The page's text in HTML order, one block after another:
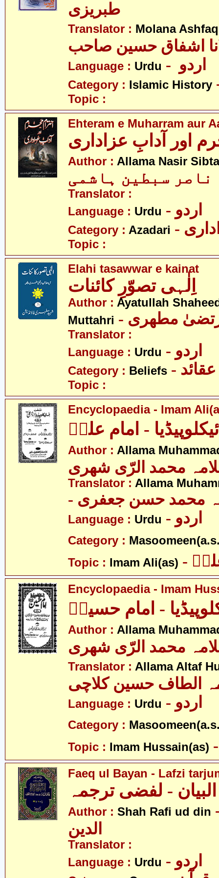
طبریزی
Translator : Molana
اشفاق حسین صاحب
Language : Urdu
Category : Islamic History
Topic :
Ehteram e Muharram aur
اور آدابِ عزاداری
Author : Allama Nasir
ناصر سبطین ہاشمی
Translator :
Language : Urdu - اردو
Category : Azadari
Topic :
Elahi tasawwar e kainat
اِلٰہی تصوّرِ کائنات
Author : Ayatullah
Muttahri
مطھری
Translator :
Language : Urdu - اردو
Category : Beliefs - عقائد
Topic :
Encyclopaedia - Imam
- امام علیؑ
Author : Allama
محمد الرّی شھری
Translator : Allama
محمد حسن جعفری
Language : Urdu - اردو
Category :
Topic : Imam Ali(as)
Encyclopaedia - Imam
- امام حسینؑ
Author : Allama
محمد الرّی شھری
Translator : Allama Altaf
الطاف حسین کلاچی
Language : Urdu - اردو
Category :
Topic : Imam Hussain(as)
Faeq ul Bayan - Lafzi
- لفضی ترجمہ
Author : Shah Rafi ud din
الدین
Translator :
Language : Urdu - اردو